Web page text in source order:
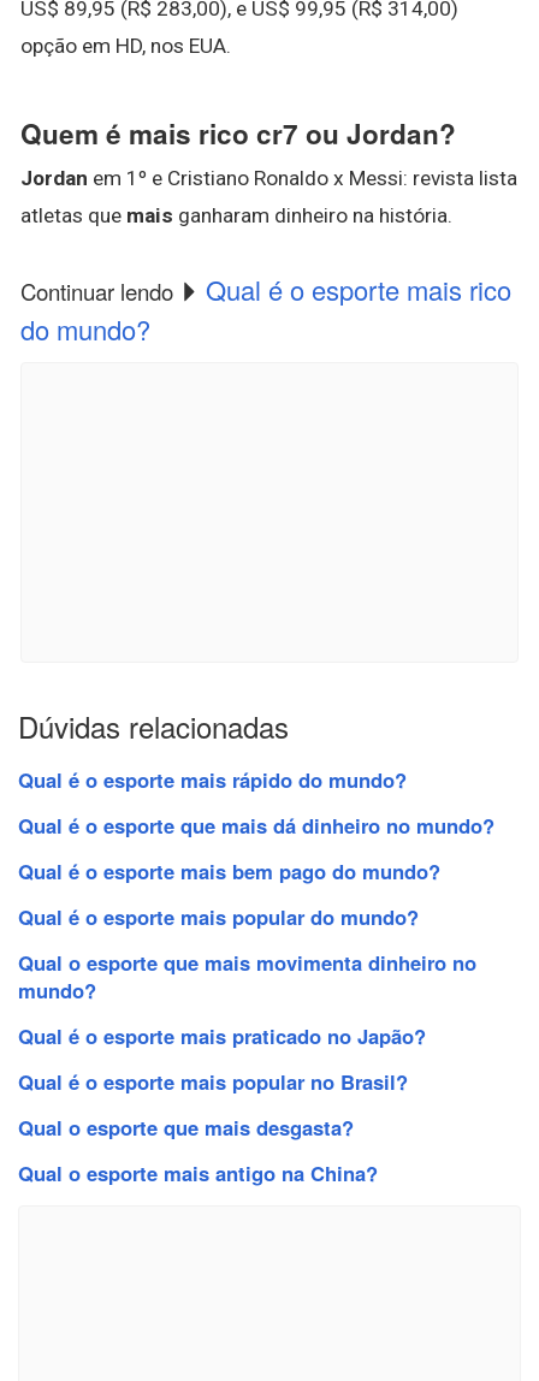
US$ 89,95 (R$ 283,00), e US$ 99,95 (R$ 314,00)
opção em HD, nos EUA.
Quem é mais rico cr7 ou Jordan?
Jordan em 1º e Cristiano Ronaldo x Messi: revista lista
atletas que mais ganharam dinheiro na história.
Continuar lendo
Qual é o esporte mais rico
do mundo?
Dúvidas relacionadas
Qual é o esporte mais rápido do mundo?
Qual é o esporte que mais dá dinheiro no mundo?
Qual é o esporte mais bem pago do mundo?
Qual é o esporte mais popular do mundo?
Qual o esporte que mais movimenta dinheiro no
mundo?
Qual é o esporte mais praticado no Japão?
Qual é o esporte mais popular no Brasil?
Qual o esporte que mais desgasta?
Qual o esporte mais antigo na China?